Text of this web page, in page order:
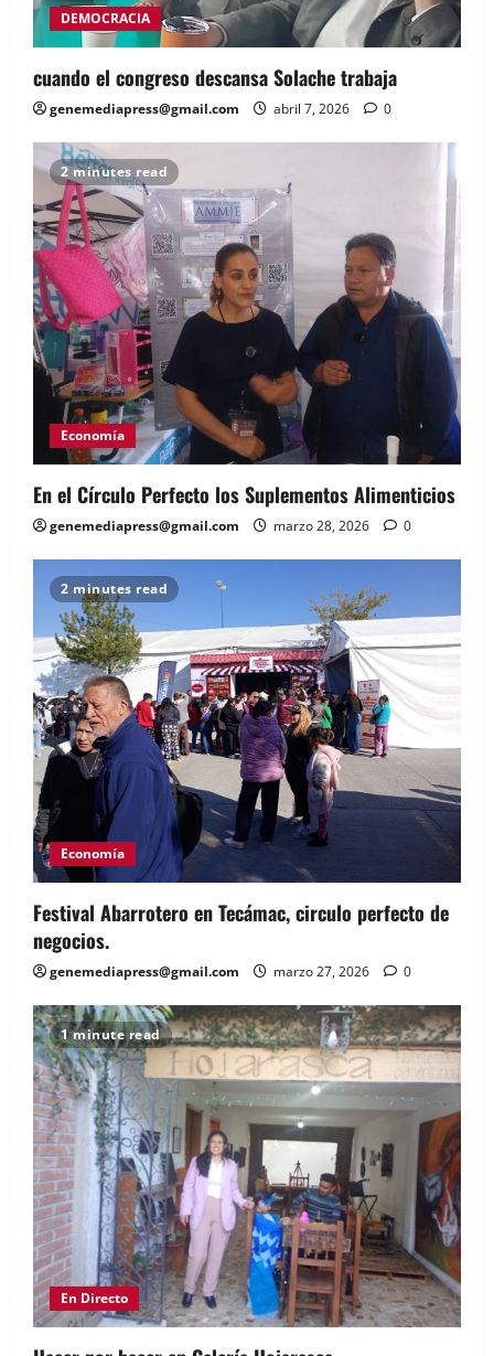
DEMOCRACIA
cuando el congreso descansa Solache trabaja
genemediapress@gmail.com abril 7, 2026 0
2 minutes read
Economía
En el Círculo Perfecto los Suplementos Alimenticios
genemediapress@gmail.com marzo 28, 2026 0
2 minutes read
Economía
Festival Abarrotero en Tecámac, circulo perfecto de
negocios.
genemediapress@gmail.com marzo 27, 2026 0
1 minute read
En Directo